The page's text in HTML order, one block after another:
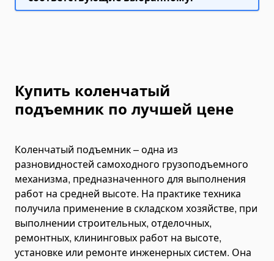
Mini Power Packs
Bearing and Gear Tools
Hydraulic Gear/Bearing Pullers
Bearing Heaters
Bearings
Ball Bearings
Spherical Roller Bearings
Crimping Tools
Manual Cable Crimping Tools
Hydraulic Cable Crimping Tools
Купить коленчатый
подъемник по лучшей цене
Коленчатый подъемник – одна из
разновидностей самоходного грузоподъемного
механизма, предназначенного для выполнения
работ на средней высоте. На практике техника
получила применение в складском хозяйстве, при
выполнении строительных, отделочных,
ремонтных, клининговых работ на высоте,
установке или ремонте инженерных систем. Она